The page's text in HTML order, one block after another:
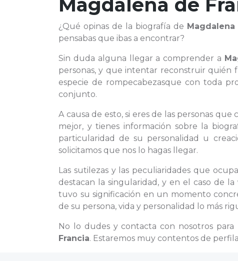
Magdalena de
¿Qué opinas de la biografía de
pensabas que ibas a encontrar?
Sin duda alguna llegar a comprender a
personas, y que intentar reconstruir quién
especie de rompecabezasque con toda
conjunto.
A causa de esto, si eres de las personas
mejor, y tienes información sobre la
particularidad de su personalidad u
solicitamos que nos lo hagas llegar.
Las sutilezas y las peculiaridades que
destacan la singularidad, y en el caso de
tuvo su significación en un momento
de su persona, vida y personalidad lo más
No lo dudes y contacta con nosotros
Francia. Estaremos muy contentos de